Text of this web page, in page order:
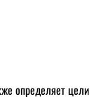
определяет цели